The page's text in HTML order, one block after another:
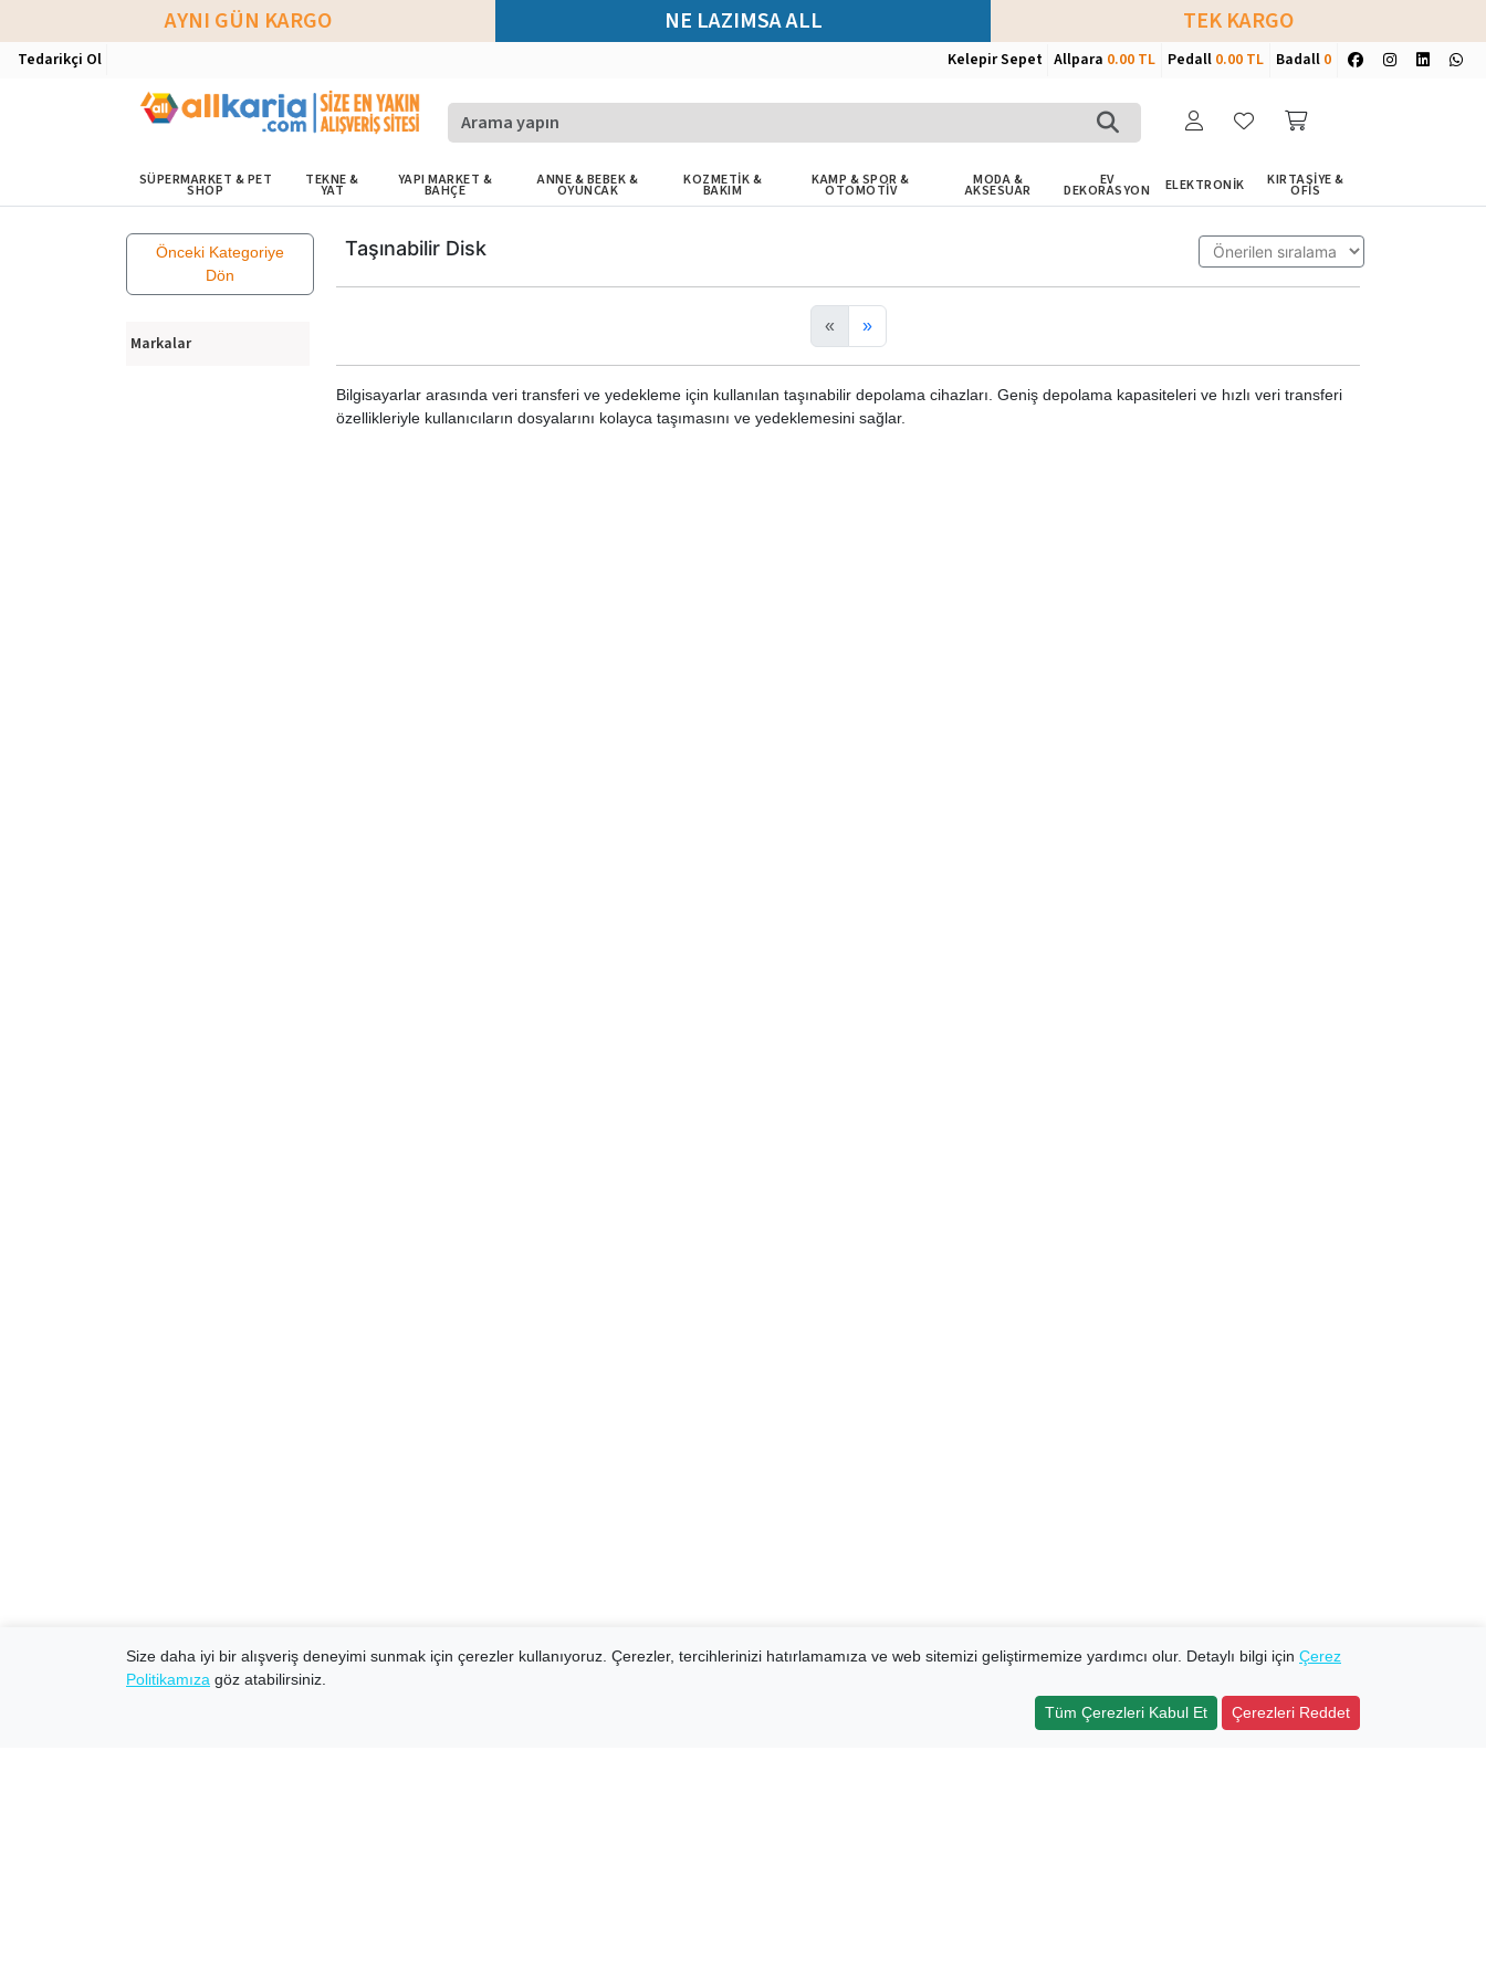
AYNI GÜN KARGO NE LAZIMSA ALL TEK KARGO
Tedarikçi Ol Kelepir Sepet Allpara 0.00 TL Pedall 0.00 TL Badall 0
SÜPERMARKET & PET
SHOP
TEKNE &
YAT
YAPI MARKET &
BAHÇE
ANNE & BEBEK &
OYUNCAK
KOZMETİK &
BAKIM
KAMP & SPOR &
OTOMOTİV
MODA &
AKSESUAR
EV
DEKORASYON ELEKTRONİK KIRTASİYE &
OFİS
Önceki Kategoriye
Dön
Markalar
Taşınabilir Disk
« »
Bilgisayarlar arasında veri transferi ve yedekleme için kullanılan taşınabilir depolama cihazları. Geniş depolama kapasiteleri ve hızlı veri transferi
özellikleriyle kullanıcıların dosyalarını kolayca taşımasını ve yedeklemesini sağlar.
Size daha iyi bir alışveriş deneyimi sunmak için çerezler kullanıyoruz. Çerezler, tercihlerinizi hatırlamamıza ve web sitemizi geliştirmemize yardımcı olur. Detaylı bilgi için Çerez
Politikamıza göz atabilirsiniz.
Tüm Çerezleri Kabul Et
Çerezleri Reddet